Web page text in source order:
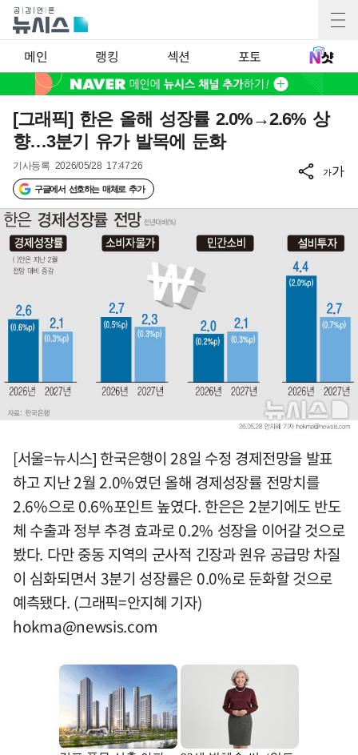
메인 랭킹 섹션 포토
[그래픽] 한은 올해 성장률 2.0%→2.6% 상
향…3분기 유가 발목에 둔화
기사등록 2026/05/28 17:47:26
구글에서 선호하는 매체로 추가
가가
[서울=뉴시스] 한국은행이 28일 수정 경제전망을 발표
하고 지난 2월 2.0%였던 올해 경제성장률 전망치를
2.6%으로 0.6%포인트 높였다. 한은은 2분기에도 반도
체 수출과 정부 추경 효과로 0.2% 성장을 이어갈 것으로
봤다. 다만 중동 지역의 군사적 긴장과 원유 공급망 차질
이 심화되면서 3분기 성장률은 0.0%로 둔화할 것으로
예측됐다. (그래픽=안지혜 기자)
hokma@newsis.com